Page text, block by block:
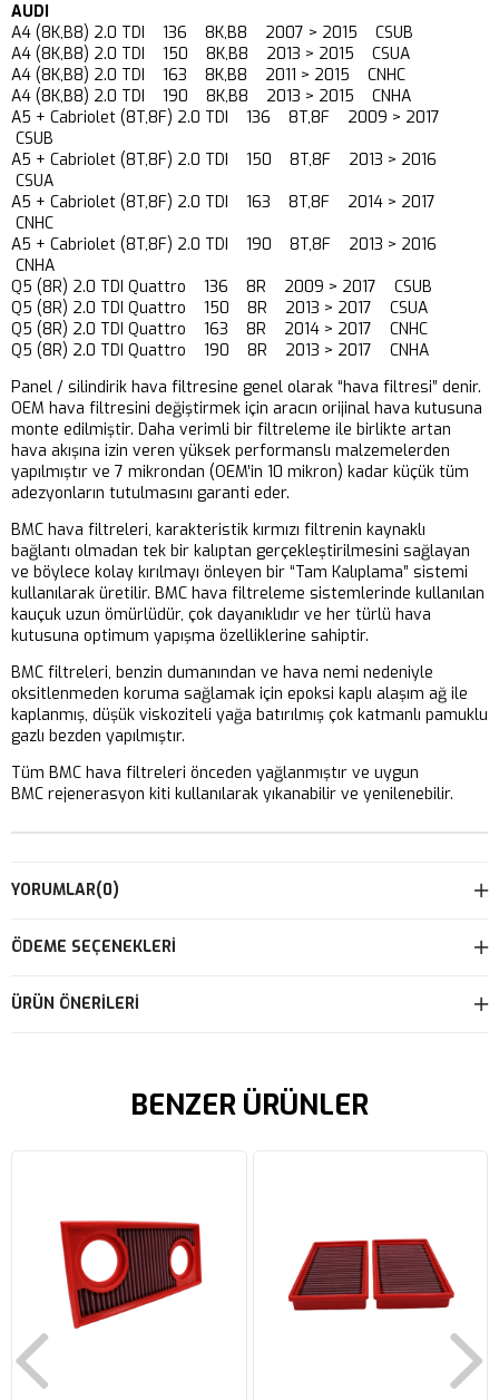
AUDI
A4 (8K,B8) 2.0 TDI 136 8K,B8 2007 > 2015 CSUB
A4 (8K,B8) 2.0 TDI 150 8K,B8 2013 > 2015 CSUA
A4 (8K,B8) 2.0 TDI 163 8K,B8 2011 > 2015 CNHC
A4 (8K,B8) 2.0 TDI 190 8K,B8 2013 > 2015 CNHA
A5 + Cabriolet (8T,8F) 2.0 TDI 136 8T,8F 2009 > 2017
CSUB
A5 + Cabriolet (8T,8F) 2.0 TDI 150 8T,8F 2013 > 2016
CSUA
A5 + Cabriolet (8T,8F) 2.0 TDI 163 8T,8F 2014 > 2017
CNHC
A5 + Cabriolet (8T,8F) 2.0 TDI 190 8T,8F 2013 > 2016
CNHA
Q5 (8R) 2.0 TDI Quattro 136 8R 2009 > 2017 CSUB
Q5 (8R) 2.0 TDI Quattro 150 8R 2013 > 2017 CSUA
Q5 (8R) 2.0 TDI Quattro 163 8R 2014 > 2017 CNHC
Q5 (8R) 2.0 TDI Quattro 190 8R 2013 > 2017 CNHA
Panel / silindirik hava filtresine genel olarak “hava filtresi” denir.
OEM hava filtresini değiştirmek için aracın orijinal hava kutusuna
monte edilmiştir. Daha verimli bir filtreleme ile birlikte artan
hava akışına izin veren yüksek performanslı malzemelerden
yapılmıştır ve 7 mikrondan (OEM’in 10 mikron) kadar küçük tüm
adezyonların tutulmasını garanti eder.
BMC hava filtreleri, karakteristik kırmızı filtrenin kaynaklı
bağlantı olmadan tek bir kalıptan gerçekleştirilmesini sağlayan
ve böylece kolay kırılmayı önleyen bir “Tam Kalıplama” sistemi
kullanılarak üretilir. BMC hava filtreleme sistemlerinde kullanılan
kauçuk uzun ömürlüdür, çok dayanıklıdır ve her türlü hava
kutusuna optimum yapışma özelliklerine sahiptir.
BMC filtreleri, benzin dumanından ve hava nemi nedeniyle
oksitlenmeden koruma sağlamak için epoksi kaplı alaşım ağ ile
kaplanmış, düşük viskoziteli yağa batırılmış çok katmanlı pamuklu
gazlı bezden yapılmıştır.
Tüm BMC hava filtreleri önceden yağlanmıştır ve uygun
BMC rejenerasyon kiti kullanılarak yıkanabilir ve yenilenebilir.
YORUMLAR(0)
ÖDEME SEÇENEKLERI
ÜRÜN ÖNERILERI
BENZER ÜRÜNLER